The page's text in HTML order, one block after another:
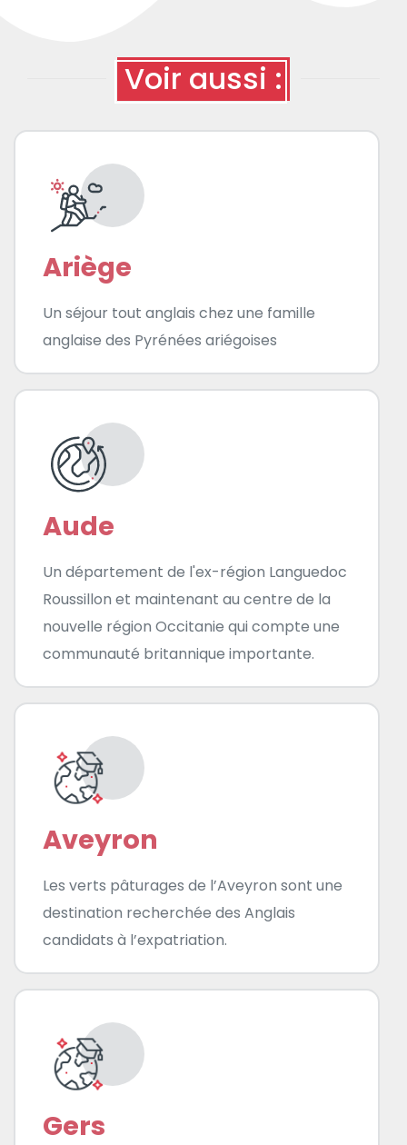
Voir aussi :
Ariège
Un séjour tout anglais chez une famille
anglaise des Pyrénées ariégoises
Aude
Un département de l'ex-région Languedoc
Roussillon et maintenant au centre de la
nouvelle région Occitanie qui compte une
communauté britannique importante.
Aveyron
Les verts pâturages de l’Aveyron sont une
destination recherchée des Anglais
candidats à l’expatriation.
Gers